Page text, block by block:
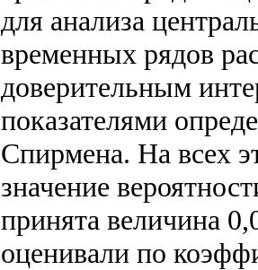
для анализа
временных рядов
доверительным
показателями
Спирмена. На всех
значение
принята величина
оценивали по